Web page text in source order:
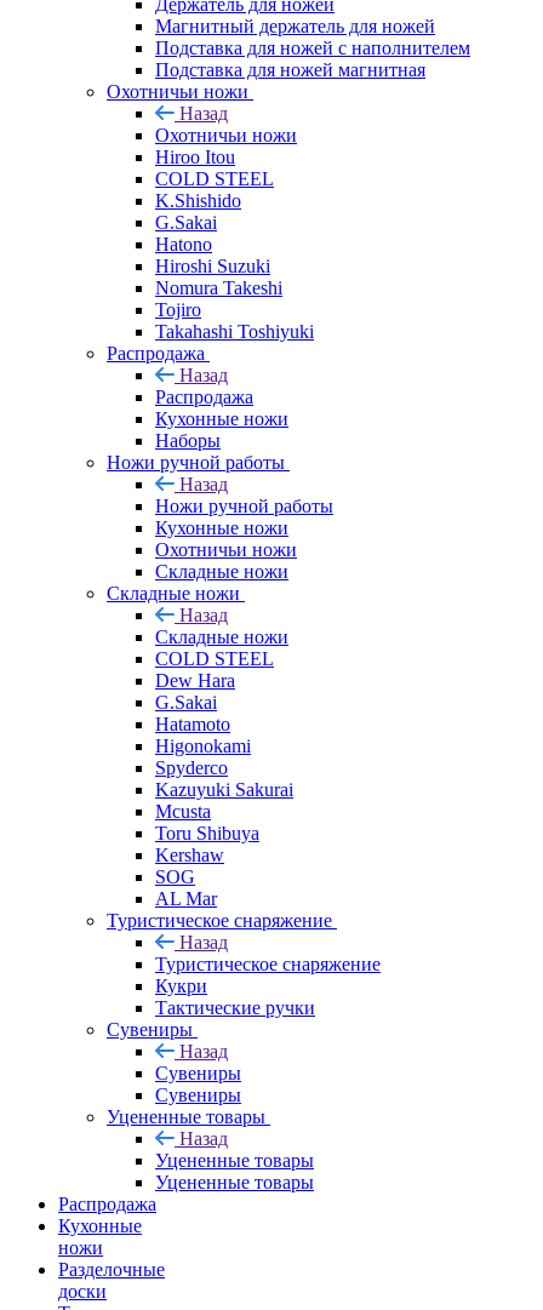
Держатель для ножей
Магнитный держатель для ножей
Подставка для ножей с наполнителем
Подставка для ножей магнитная
Охотничьи ножи
Назад
Охотничьи ножи
Hiroo Itou
COLD STEEL
K.Shishido
G.Sakai
Hatono
Hiroshi Suzuki
Nomura Takeshi
Tojiro
Takahashi Toshiyuki
Распродажа
Назад
Распродажа
Кухонные ножи
Наборы
Ножи ручной работы
Назад
Ножи ручной работы
Кухонные ножи
Охотничьи ножи
Складные ножи
Складные ножи
Назад
Складные ножи
COLD STEEL
Dew Hara
G.Sakai
Hatamoto
Higonokami
Spyderco
Kazuyuki Sakurai
Mcusta
Toru Shibuya
Kershaw
SOG
AL Mar
Туристическое снаряжение
Назад
Туристическое снаряжение
Кукри
Тактические ручки
Сувениры
Назад
Сувениры
Сувениры
Уцененные товары
Назад
Уцененные товары
Уцененные товары
Распродажа
Кухонные
ножи
Разделочные
доски